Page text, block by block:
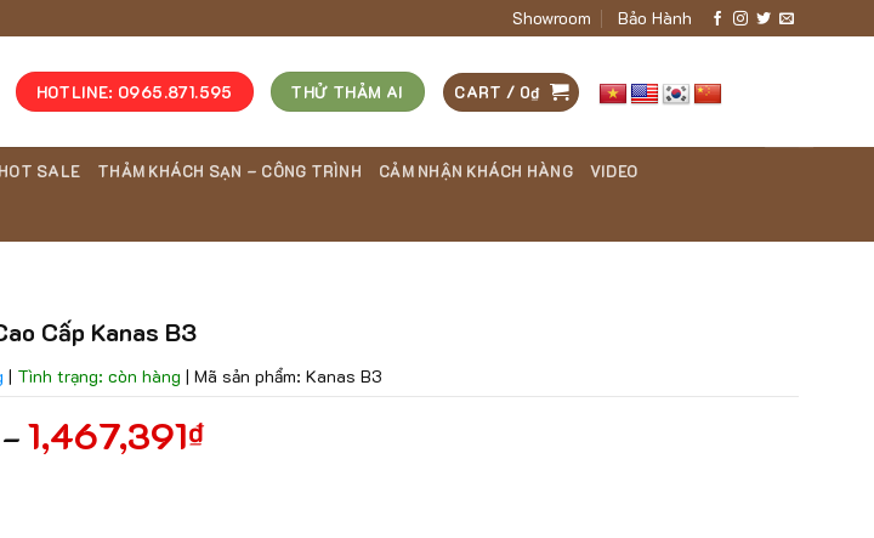
Showroom Bảo Hành
HOTLINE: 0965.871.595 THỬ THẢM AI CART / 0₫
HOT SALE THẢM KHÁCH SẠN – CÔNG TRÌNH CẢM NHẬN KHÁCH HÀNG VIDEO
Cấp Kanas B3
| Tình trạng: còn hàng | Mã sản phẩm: Kanas B3
– 1,467,391₫